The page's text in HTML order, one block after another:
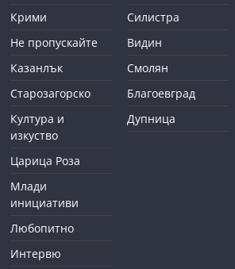
Крими
Не пропускайте
Казанлък
Старозагорско
Култура и
изкуство
Царица Роза
Млади
инициативи
Любопитно
Интервю
Силистра
Видин
Смолян
Благоевград
Дупница